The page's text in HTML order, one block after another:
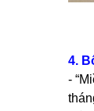
4.
-